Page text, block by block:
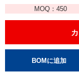
MOQ：450